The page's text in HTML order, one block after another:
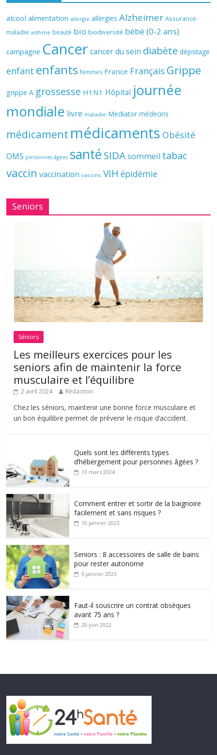
alcool alimentation allergie allergies Alzheimer Assurance-
maladie asthme beauté bio biodiversité bébé (0-2 ans)
campagne Cancer cancer du sein diabète dépistage
enfant enfants femmes France Français Grippe
grippe A grossesse H1N1 Hôpital journée
mondiale livre maladie Mediator médecins
médicament médicaments Obésité
OMS personnes âgées santé SIDAsommeil tabac
vaccin vaccination vaccins VIH épidémie
Seniors
Séniors
Les meilleurs exercices pour les
seniors afin de maintenir la force
musculaire et l’équilibre
2 avril 2024 Rédaction
Chez les séniors, maintenir une bonne force musculaire et
un bon équilibre permet de prévenir le risque d’accident.
Quels sont les différents types
d’hébergement pour personnes âgées ?
13 mars 2024
Comment entrer et sortir de la baignoire
facilement et sans risques ?
10 janvier 2023
Seniors : 8 accessoires de salle de bains
pour rester autonome
6 janvier 2023
Faut-il souscrire un contrat obsèques
avant 75 ans ?
20 juin 2022